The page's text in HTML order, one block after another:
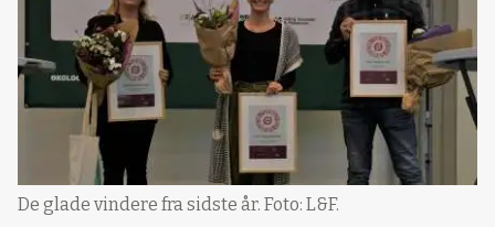
De glade vindere fra sidste år. Foto: L&F.